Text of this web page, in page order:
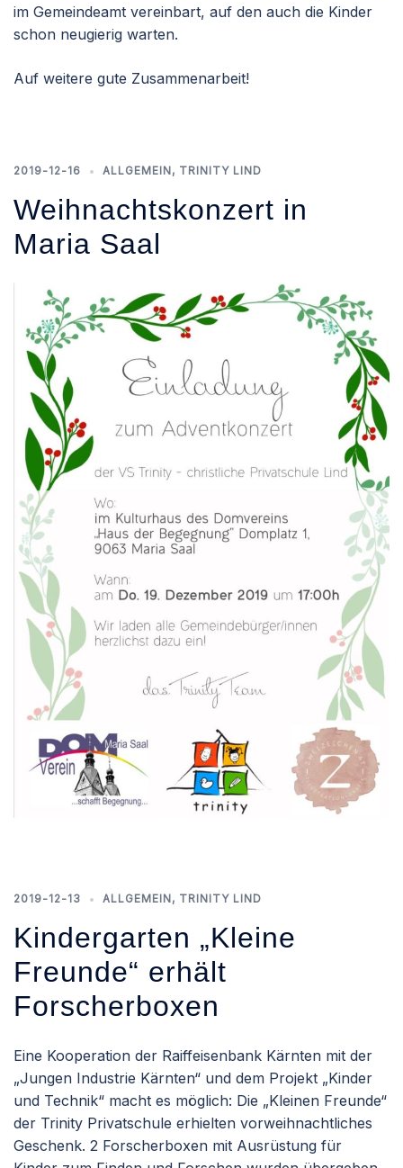
im Gemeindeamt vereinbart, auf den auch die Kinder
schon neugierig warten.
Auf weitere gute Zusammenarbeit!
2019-12-16 ALLGEMEIN, TRINITY LIND
Weihnachtskonzert in
Maria Saal
2019-12-13 ALLGEMEIN, TRINITY LIND
Kindergarten „Kleine
Freunde“ erhält
Forscherboxen
Eine Kooperation der Raiffeisenbank Kärnten mit der
„Jungen Industrie Kärnten“ und dem Projekt „Kinder
und Technik“ macht es möglich: Die „Kleinen Freunde“
der Trinity Privatschule erhielten vorweihnachtliches
Geschenk. 2 Forscherboxen mit Ausrüstung für